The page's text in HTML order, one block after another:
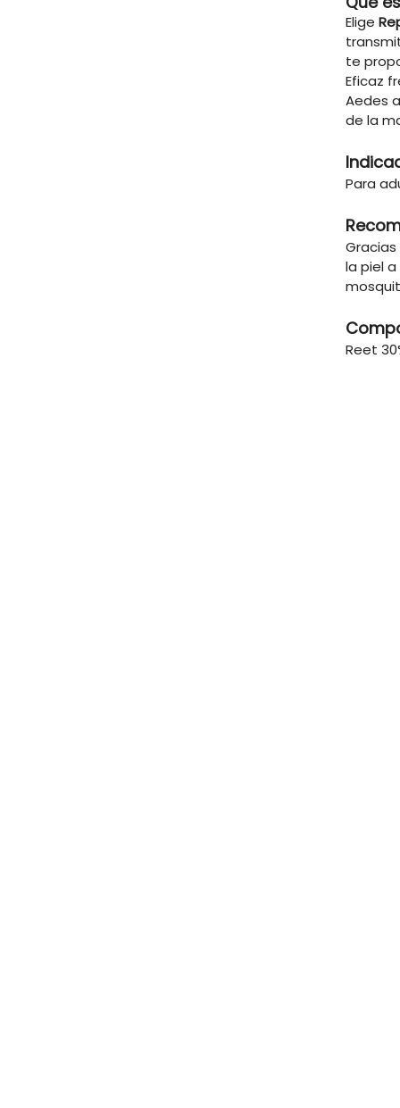
Elige
te
Eficaz
Aedes
de la
Para
la piel
Reet